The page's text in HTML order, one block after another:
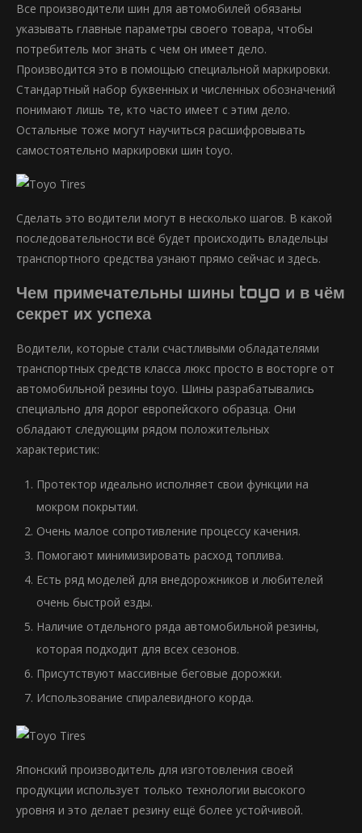
Все производители шин для автомобилей обязаны
указывать главные параметры своего товара, чтобы
потребитель мог знать с чем он имеет дело.
Производится это в помощью специальной маркировки.
Стандартный набор буквенных и численных обозначений
понимают лишь те, кто часто имеет с этим дело.
Остальные тоже могут научиться расшифровывать
самостоятельно маркировки шин toyo.
Сделать это водители могут в несколько шагов. В какой
последовательности всё будет происходить владельцы
транспортного средства узнают прямо сейчас и здесь.
Чем примечательны шины toyo и в чём
секрет их успеха
Водители, которые стали счастливыми обладателями
транспортных средств класса люкс просто в восторге от
автомобильной резины toyo. Шины разрабатывались
специально для дорог европейского образца. Они
обладают следующим рядом положительных
характеристик:
Протектор идеально исполняет свои функции на
мокром покрытии.
Очень малое сопротивление процессу качения.
Помогают минимизировать расход топлива.
Есть ряд моделей для внедорожников и любителей
очень быстрой езды.
Наличие отдельного ряда автомобильной резины,
которая подходит для всех сезонов.
Присутствуют массивные беговые дорожки.
Использование спиралевидного корда.
Японский производитель для изготовления своей
продукции использует только технологии высокого
уровня и это делает резину ещё более устойчивой.